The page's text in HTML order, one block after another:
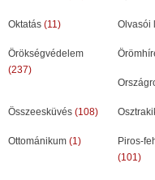
Oktatás (11) Olvasói
Örökségvédelem
(237)
Összeesküvés (108)
Ottománikum (1)
Piros-
(101)